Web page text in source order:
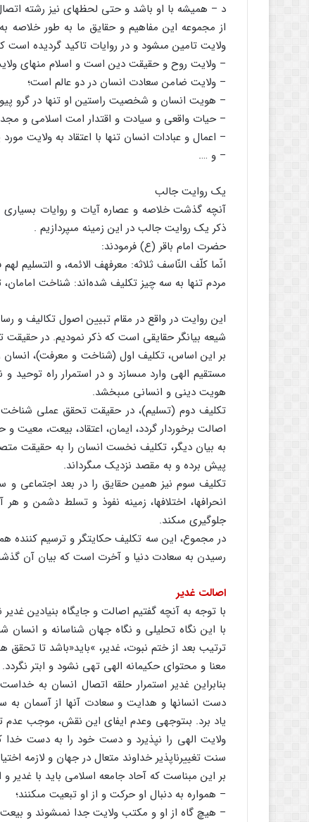
د – همیشه با او باشد و حتى لحظه‏اى نیز رشته
از مجموعه این مفاهیم و حقایق ما به طور خلاصه
ولایت تامین مى‏شود و در روایات تاکید گردیده است
– ولایت روح و حقیقت دین است و اسلام منهاى
– ولایت ضامن سعادت انسان در دو عالم است؛
– هویت انسان و شخصیت راستین او تنها در گرو
– حیات واقعى و سیادت و اقتدار امت اسلامى و
– اعمال و عبادات انسان تنها با اعتقاد به ولایت
– و ….
یک روایت جالب
آنچه گذشت خلاصه و عصاره آیات و روایات بسیارى
ذکر یک روایت جالب در این زمینه مى‏پردازیم .
حضرت امام باقر (ع) فرمودند:
انّما کلّف النّاسف ثلاثه: معرفهف الائمه، و التسلیم لهم
مردم تنها به سه چیز تکلیف شده‏‌ا‌ند: شناخت امامان،
این روایت در واقع در مقام تبیین اصول تکالیف و
شیعه بیانگر حقایقى است که ذکر نمودیم. در
بر این اساس، تکلیف اول (شناخت و معرفت)، انسان
مستقیم الهى وارد مى‏سازد و در استمرار راه
هویت دینى و انسانى مى‏بخشد.
تکلیف دوم (تسلیم)، در حقیقت تحقق عملى
اصالت برخوردار گردد، ایمان، اعتقاد، بیعت، معیت
به بیان دیگر، تکلیف نخست انسان را به حقیقت
پیش برده و به مقصد نزدیک مى‏گرداند.
تکلیف سوم نیز همین حقایق را در بعد اجتماعى و
انحراف‏ها، اختلاف‏ها، زمینه نفوذ و تسلط دشمن و
جلوگیرى مى‏کند.
در مجموع، این سه تکلیف حکایتگر و ترسیم کننده
رسیدن به سعادت دنیا و آخرت است که بیان آن
اصالت غدیر
با توجه به آنچه گفتیم اصالت و جایگاه بنیادین
با این نگاه تحلیلى و نگاه جهان شناسانه و
ترتیب بعد از ختم نبوت، غدیر، »باید«باشد تا
معنا و محتواى حکیمانه الهى تهى نشود و ابتر نگردد.
بنابراین غدیر استمرار حلقه اتصال انسان به
دست انسان‏ها و هدایت و سعادت آنها از آسمان به
یاد برد. بى‏توجهى وعدم ایفاى این نقش، موجب
ولایت الهى را نپذیرد و دست خود را به دست
سنت تغییرناپذیر خداوند متعال در جهان و لازمه
بر این مبناست که آحاد جامعه اسلامى باید با غدیر
– همواره به دنبال او حرکت و از او تبعیت مى‏کنند؛
– هیچ گاه از او و مکتب ولایت جدا نمى‏شوند و